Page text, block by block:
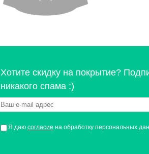
Хотите скидку на покрытие?
никакого спама :)
Я даю согласие на обработку персональных